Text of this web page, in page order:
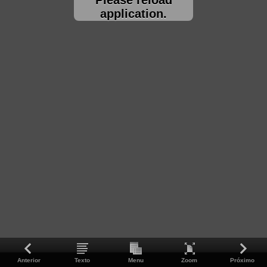
application.
Anterior Texto Menu Zoom Próximo